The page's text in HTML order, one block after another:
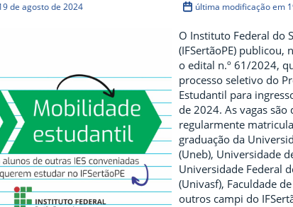
de agosto de 2024 última modificação em
O Instituto Federal do
(IFSertãoPE) publicou,
o edital n.º 61/2024,
processo seletivo do
Estudantil para
de 2024. As vagas
regularmente
graduação da
(Uneb), Universidade
Universidade Federal
(Univasf), Faculdade
outros campi do